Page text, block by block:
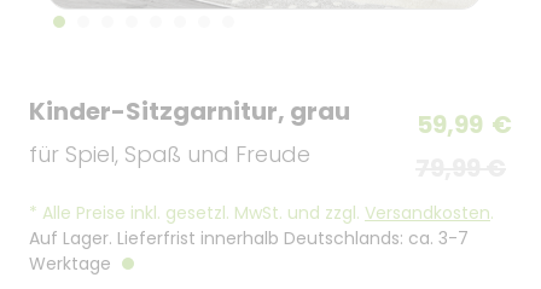
Kinder-Sitzgarnitur, grau
für Spiel, Spaß und Freude
59,99 €
* Alle Preise inkl. gesetzl. MwSt. und zzgl. Versandkosten.
Auf Lager. Lieferfrist innerhalb Deutschlands: ca. 3-7
Werktage